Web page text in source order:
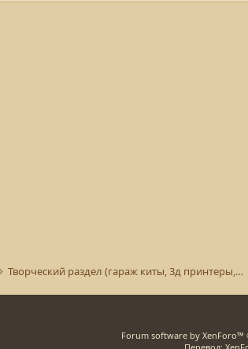
Творческий раздел (гараж киты, 3д принтеры, покрас
Forum software by XenForo™